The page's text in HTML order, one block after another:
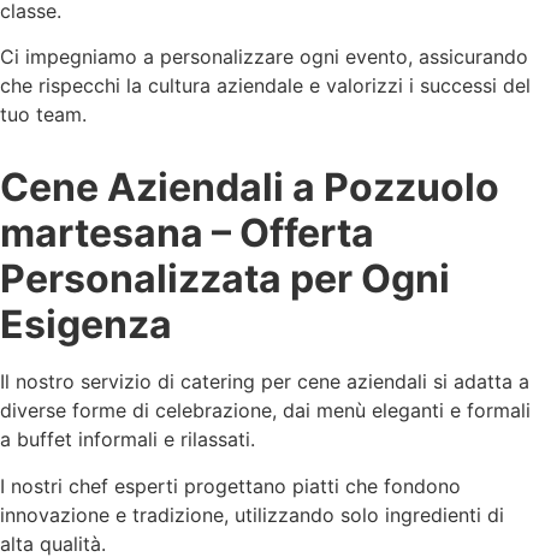
classe.
Ci impegniamo a personalizzare ogni evento, assicurando
che rispecchi la cultura aziendale e valorizzi i successi del
tuo team.
Cene Aziendali a Pozzuolo
martesana – Offerta
Personalizzata per Ogni
Esigenza
Il nostro servizio di catering per cene aziendali si adatta a
diverse forme di celebrazione, dai menù eleganti e formali
a buffet informali e rilassati.
I nostri chef esperti progettano piatti che fondono
innovazione e tradizione, utilizzando solo ingredienti di
alta qualità.